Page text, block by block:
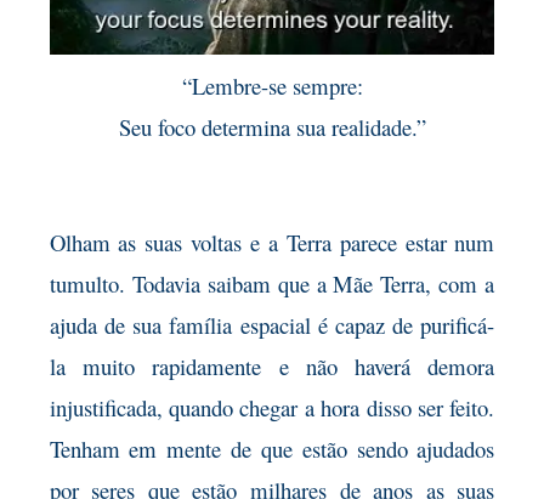
“Lembre-se sempre:
Seu foco determina sua realidade.”
Olham as suas voltas e a Terra parece estar num
tumulto. Todavia saibam que a Mãe Terra, com a
ajuda de sua família espacial é capaz de purificá-
la muito rapidamente e não haverá demora
injustificada, quando chegar a hora disso ser feito.
Tenham em mente de que estão sendo ajudados
por seres que estão milhares de anos as suas